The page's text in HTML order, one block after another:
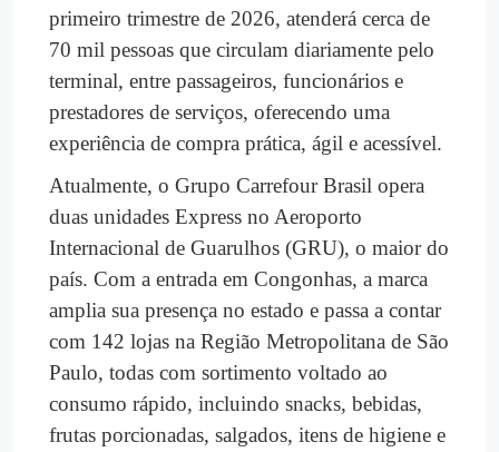
primeiro trimestre de 2026, atenderá cerca de
70 mil pessoas que circulam diariamente pelo
terminal, entre passageiros, funcionários e
prestadores de serviços, oferecendo uma
experiência de compra prática, ágil e acessível.
Atualmente, o Grupo Carrefour Brasil opera
duas unidades Express no Aeroporto
Internacional de Guarulhos (GRU), o maior do
país. Com a entrada em Congonhas, a marca
amplia sua presença no estado e passa a contar
com 142 lojas na Região Metropolitana de São
Paulo, todas com sortimento voltado ao
consumo rápido, incluindo snacks, bebidas,
frutas porcionadas, salgados, itens de higiene e